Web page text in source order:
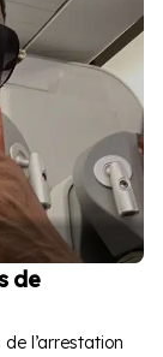
de
l’arrestation